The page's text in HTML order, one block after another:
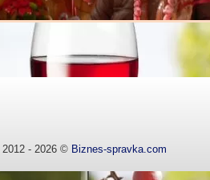
2012 - 2026 © Biznes-spravka.com